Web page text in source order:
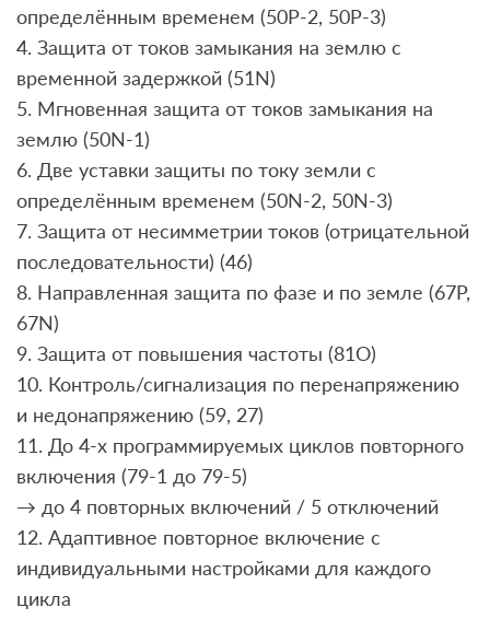
определённым временем (50P-2, 50P-3)
4. Защита от токов замыкания на землю с
временной задержкой (51N)
5. Мгновенная защита от токов замыкания на
землю (50N-1)
6. Две уставки защиты по току земли с
определённым временем (50N-2, 50N-3)
7. Защита от несимметрии токов (отрицательной
последовательности) (46)
8. Направленная защита по фазе и по земле (67P,
67N)
9. Защита от повышения частоты (81O)
10. Контроль/сигнализация по перенапряжению
и недонапряжению (59, 27)
11. До 4-х программируемых циклов повторного
включения (79-1 до 79-5)
→ до 4 повторных включений / 5 отключений
12. Адаптивное повторное включение с
индивидуальными настройками для каждого
цикла